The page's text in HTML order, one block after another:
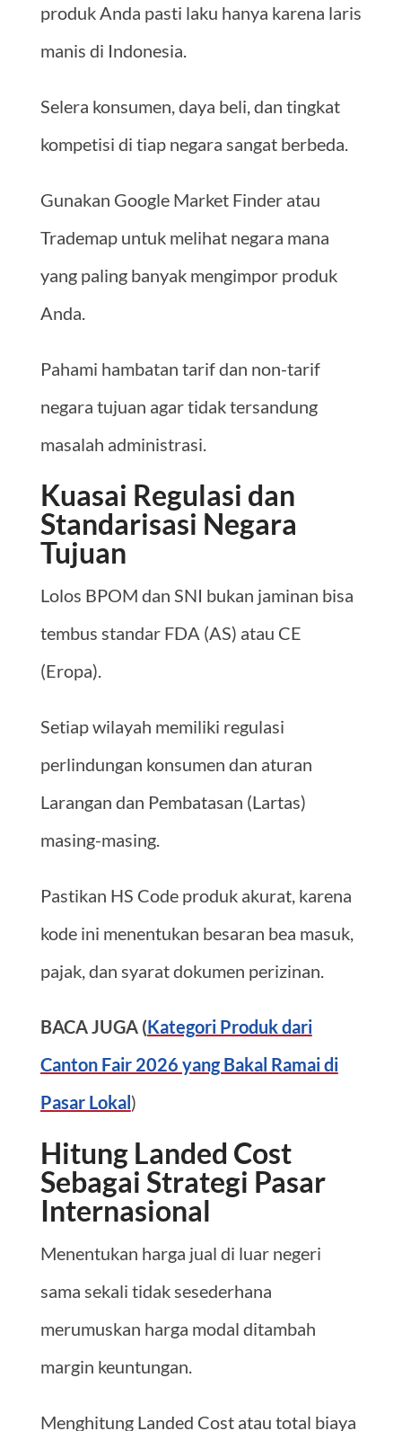
produk Anda pasti laku hanya karena laris
manis di Indonesia.
Selera konsumen, daya beli, dan tingkat
kompetisi di tiap negara sangat berbeda.
Gunakan Google Market Finder atau
Trademap untuk melihat negara mana
yang paling banyak mengimpor produk
Anda.
Pahami hambatan tarif dan non-tarif
negara tujuan agar tidak tersandung
masalah administrasi.
Kuasai Regulasi dan
Standarisasi Negara
Tujuan
Lolos BPOM dan SNI bukan jaminan bisa
tembus standar FDA (AS) atau CE
(Eropa).
Setiap wilayah memiliki regulasi
perlindungan konsumen dan aturan
Larangan dan Pembatasan (Lartas)
masing-masing.
Pastikan HS Code produk akurat, karena
kode ini menentukan besaran bea masuk,
pajak, dan syarat dokumen perizinan.
BACA JUGA (Kategori Produk dari
Canton Fair 2026 yang Bakal Ramai di
Pasar Lokal)
Hitung Landed Cost
Sebagai Strategi Pasar
Internasional
Menentukan harga jual di luar negeri
sama sekali tidak sesederhana
merumuskan harga modal ditambah
margin keuntungan.
Menghitung Landed Cost atau total biaya